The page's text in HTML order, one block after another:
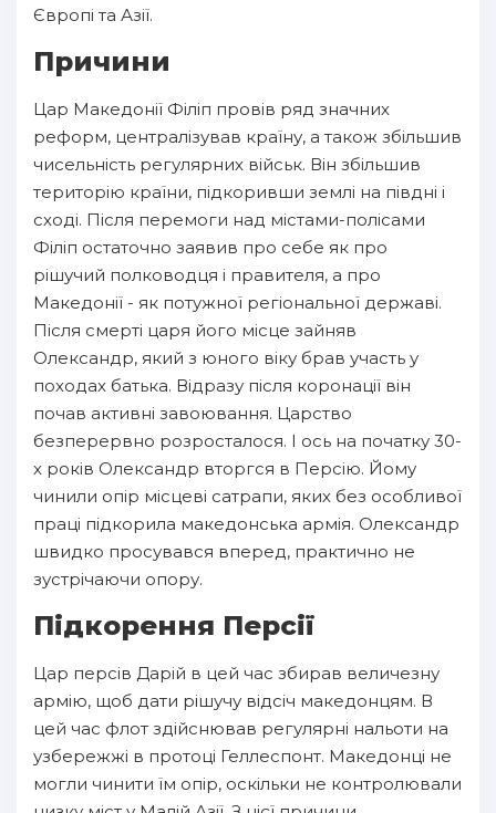
Європі та Азії.
Причини
Цар Македонії Філіп провів ряд значних
реформ, централізував країну, а також збільшив
чисельність регулярних військ. Він збільшив
територію країни, підкоривши землі на півдні і
сході. Після перемоги над містами-полісами
Філіп остаточно заявив про себе як про
рішучий полководця і правителя, а про
Македонії - як потужної регіональної державі.
Після смерті царя його місце зайняв
Олександр, який з юного віку брав участь у
походах батька. Відразу після коронації він
почав активні завоювання. Царство
безперервно розросталося. І ось на початку 30-
х років Олександр вторгся в Персію. Йому
чинили опір місцеві сатрапи, яких без особливої
праці підкорила македонська армія. Олександр
швидко просувався вперед, практично не
зустрічаючи опору.
Підкорення Персії
Цар персів Дарій в цей час збирав величезну
армію, щоб дати рішучу відсіч македонцям. В
цей час флот здійснював регулярні нальоти на
узбережжі в протоці Геллеспонт. Македонці не
могли чинити їм опір, оскільки не контролювали